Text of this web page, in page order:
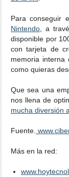
Para conseguir
Nintendo , a
disponible por
con tarjeta de
memoria
como quieras
Que sea una
nos llena de
mucha diversión
Fuente.
Más en la red: